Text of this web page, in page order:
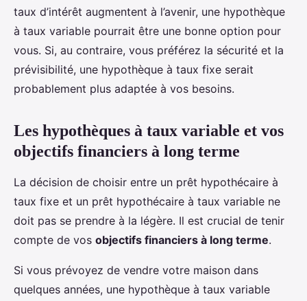
taux d’intérêt augmentent à l’avenir, une hypothèque
à taux variable pourrait être une bonne option pour
vous. Si, au contraire, vous préférez la sécurité et la
prévisibilité, une hypothèque à taux fixe serait
probablement plus adaptée à vos besoins.
Les hypothèques à taux variable et vos
objectifs financiers à long terme
La décision de choisir entre un prêt hypothécaire à
taux fixe et un prêt hypothécaire à taux variable ne
doit pas se prendre à la légère. Il est crucial de tenir
compte de vos objectifs financiers à long terme.
Si vous prévoyez de vendre votre maison dans
quelques années, une hypothèque à taux variable